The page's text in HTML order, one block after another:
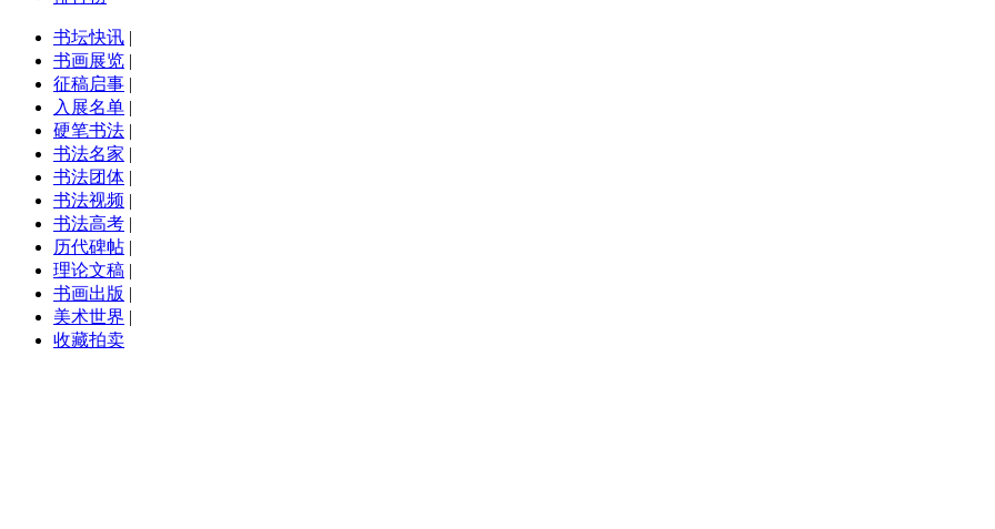
书坛快讯 |
书画展览 |
征稿启事 |
入展名单 |
硬笔书法 |
书法名家 |
书法团体 |
书法视频 |
书法高考 |
历代碑帖 |
理论文稿 |
书画出版 |
美术世界 |
收藏拍卖